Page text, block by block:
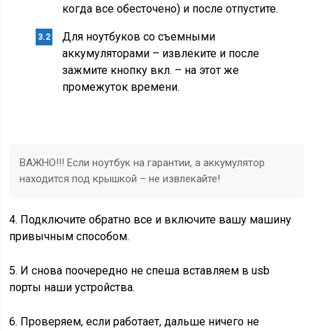
когда все обесточено) и после отпустите.
Для ноутбуков со съемными
аккумуляторами – извлеките и после
зажмите кнопку вкл. – на этот же
промежуток времени.
ВАЖНО!!! Если ноутбук на гарантии, а аккумулятор
находится под крышкой – не извлекайте!
4. Подключите обратно все и включите вашу машину
привычным способом.
5. И снова поочередно не спеша вставляем в usb
порты наши устройства.
6. Проверяем, если работает, дальше ничего не